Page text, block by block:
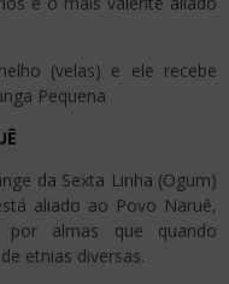
(velas) e ele recebe
Pequena
da Sexta Linha (Ogum)
aliado ao Povo Naruê,
por almas que quando
etnias diversas.